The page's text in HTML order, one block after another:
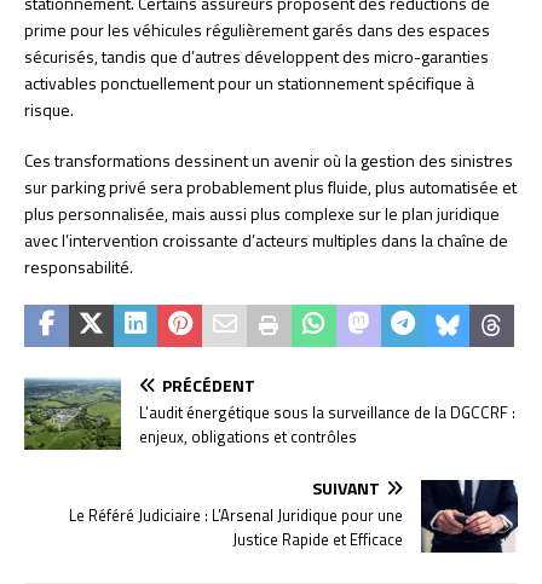
prime pour les véhicules régulièrement garés dans des espaces
sécurisés, tandis que d’autres développent des micro-garanties
activables ponctuellement pour un stationnement spécifique à
risque.
Ces transformations dessinent un avenir où la gestion des sinistres
sur parking privé sera probablement plus fluide, plus automatisée et
plus personnalisée, mais aussi plus complexe sur le plan juridique
avec l’intervention croissante d’acteurs multiples dans la chaîne de
responsabilité.
PRÉCÉDENT
L’audit énergétique sous la surveillance de la DGCCRF :
enjeux, obligations et contrôles
SUIVANT
Le Référé Judiciaire : L’Arsenal Juridique pour une
Justice Rapide et Efficace